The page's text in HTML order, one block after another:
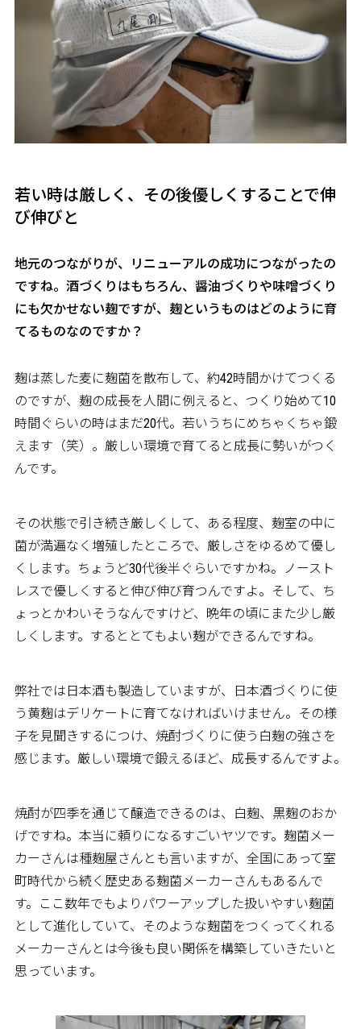
若い時は厳しく、その後優しくすることで伸
び伸びと
――地元のつながりが、リニューアルの成功につながったの
ですね。酒づくりはもちろん、醤油づくりや味噌づくり
にも欠かせない麹ですが、麹というものはどのように育
てるものなのですか？
麹は蒸した麦に麹菌を散布して、約42時間かけてつくる
のですが、麹の成長を人間に例えると、つくり始めて10
時間ぐらいの時はまだ20代。若いうちにめちゃくちゃ鍛
えます（笑）。厳しい環境で育てると成長に勢いがつく
んです。
その状態で引き続き厳しくして、ある程度、麹室の中に
菌が満遍なく増殖したところで、厳しさをゆるめて優し
くします。ちょうど30代後半ぐらいですかね。ノースト
レスで優しくすると伸び伸び育つんですよ。そして、ち
ょっとかわいそうなんですけど、晩年の頃にまた少し厳
しくします。するととてもよい麹ができるんですね。
弊社では日本酒も製造していますが、日本酒づくりに使
う黄麹はデリケートに育てなければいけません。その様
子を見聞きするにつけ、焼酎づくりに使う白麹の強さを
感じます。厳しい環境で鍛えるほど、成長するんですよ。
焼酎が四季を通じて醸造できるのは、白麹、黒麹のおか
げですね。本当に頼りになるすごいヤツです。麹菌メー
カーさんは種麹屋さんとも言いますが、全国にあって室
町時代から続く歴史ある麹菌メーカーさんもあるんで
す。ここ数年でもよりパワーアップした扱いやすい麹菌
として進化していて、そのような麹菌をつくってくれる
メーカーさんとは今後も良い関係を構築していきたいと
思っています。